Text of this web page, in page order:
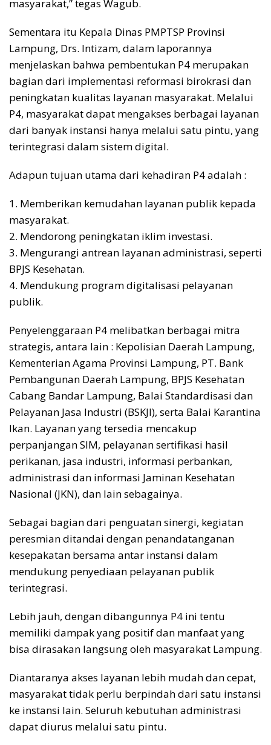
masyarakat,” tegas Wagub.
Sementara itu Kepala Dinas PMPTSP Provinsi
Lampung, Drs. Intizam, dalam laporannya
menjelaskan bahwa pembentukan P4 merupakan
bagian dari implementasi reformasi birokrasi dan
peningkatan kualitas layanan masyarakat. Melalui
P4, masyarakat dapat mengakses berbagai layanan
dari banyak instansi hanya melalui satu pintu, yang
terintegrasi dalam sistem digital.
Adapun tujuan utama dari kehadiran P4 adalah :
1. Memberikan kemudahan layanan publik kepada
masyarakat.
2. Mendorong peningkatan iklim investasi.
3. Mengurangi antrean layanan administrasi, seperti
BPJS Kesehatan.
4. Mendukung program digitalisasi pelayanan
publik.
Penyelenggaraan P4 melibatkan berbagai mitra
strategis, antara lain : Kepolisian Daerah Lampung,
Kementerian Agama Provinsi Lampung, PT. Bank
Pembangunan Daerah Lampung, BPJS Kesehatan
Cabang Bandar Lampung, Balai Standardisasi dan
Pelayanan Jasa Industri (BSKJI), serta Balai Karantina
Ikan. Layanan yang tersedia mencakup
perpanjangan SIM, pelayanan sertifikasi hasil
perikanan, jasa industri, informasi perbankan,
administrasi dan informasi Jaminan Kesehatan
Nasional (JKN), dan lain sebagainya.
Sebagai bagian dari penguatan sinergi, kegiatan
peresmian ditandai dengan penandatanganan
kesepakatan bersama antar instansi dalam
mendukung penyediaan pelayanan publik
terintegrasi.
Lebih jauh, dengan dibangunnya P4 ini tentu
memiliki dampak yang positif dan manfaat yang
bisa dirasakan langsung oleh masyarakat Lampung.
Diantaranya akses layanan lebih mudah dan cepat,
masyarakat tidak perlu berpindah dari satu instansi
ke instansi lain. Seluruh kebutuhan administrasi
dapat diurus melalui satu pintu.